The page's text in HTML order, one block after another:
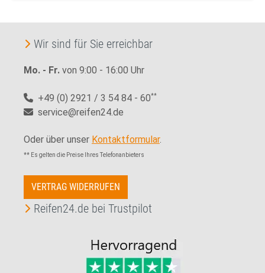
Wir sind für Sie erreichbar
Mo. - Fr. von 9:00 - 16:00 Uhr
+49 (0) 2921 / 3 54 84 - 60**
service@reifen24.de
Oder über unser Kontaktformular.
** Es gelten die Preise Ihres Telefonanbieters
VERTRAG WIDERRUFEN
Reifen24.de bei Trustpilot